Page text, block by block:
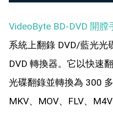
VideoByte BD-DVD 開膛
系統上翻錄 DVD/藍光光
DVD 轉換器。它以快速
光碟翻錄並轉換為 300
MKV、MOV、FLV、M4V